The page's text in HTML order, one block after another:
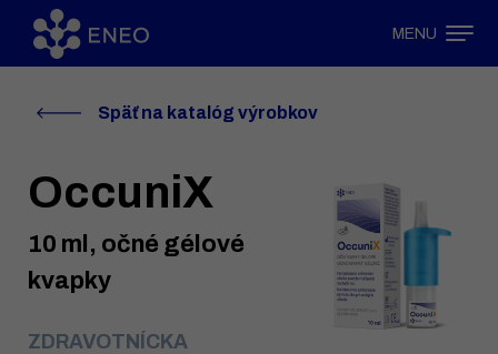
MENU
Späť na katalóg výrobkov
OccuniX
10 ml, očné gélové
kvapky
ZDRAVOTNÍCKA